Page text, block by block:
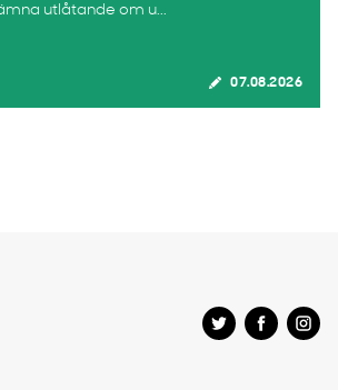
utlåtande om u...
07.08.2026